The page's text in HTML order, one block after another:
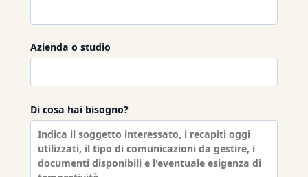
Azienda o studio
Di cosa hai bisogno?